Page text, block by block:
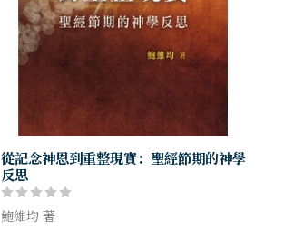
從記念神恩到重整現實：聖經節期的神學
反思
鮑維均 著